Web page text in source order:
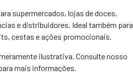
supermercados, lojas de doces,
e distribuidores. Ideal também para
cestas e ações promocionais.
ilustrativa. Consulte nosso
mais informações.